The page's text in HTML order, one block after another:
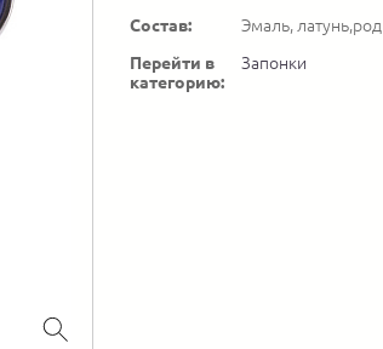
Состав:
Эмаль,
Перейти в
категорию:
Запонки